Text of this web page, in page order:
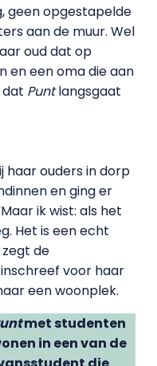
geen opgestapelde
aan de muur. Wel
oud dat op
en een oma die aan
Puntlangsgaat
haar ouders in dorp
en ging er
ik wist: als het
Het is een echt
de
voor haar
een woonplek.
met studenten
in een van de